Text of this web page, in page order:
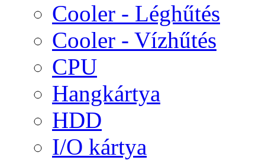
Cooler - Léghűtés
Cooler - Vízhűtés
CPU
Hangkártya
HDD
I/O kártya